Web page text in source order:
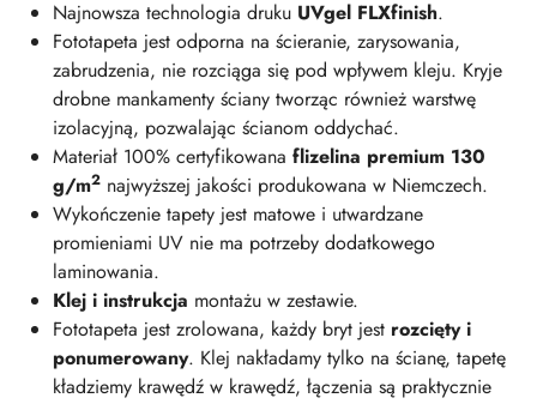
Najnowsza technologia druku UVgel FLXfinish.
Fototapeta jest odporna na ścieranie, zarysowania,
zabrudzenia, nie rozciąga się pod wpływem kleju. Kryje
drobne mankamenty ściany tworząc również warstwę
izolacyjną, pozwalając ścianom oddychać.
Materiał 100% certyfikowana flizelina premium 130
g/m2 najwyższej jakości produkowana w Niemczech.
Wykończenie tapety jest matowe i utwardzane
promieniami UV nie ma potrzeby dodatkowego
laminowania.
Klej i instrukcja montażu w zestawie.
Fototapeta jest zrolowana, każdy bryt jest rozcięty i
ponumerowany. Klej nakładamy tylko na ścianę, tapetę
kładziemy krawędź w krawędź, łączenia są praktycznie